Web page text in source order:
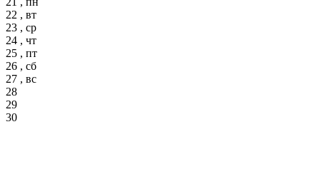
22 , вт
23 , ср
24 , чт
25 , пт
26 , сб
27 , вс
28
29
30